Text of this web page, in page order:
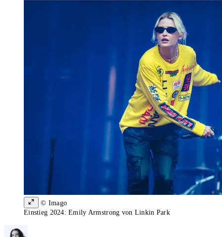
© Imago
Einstieg 2024: Emily Armstrong von Linkin Park